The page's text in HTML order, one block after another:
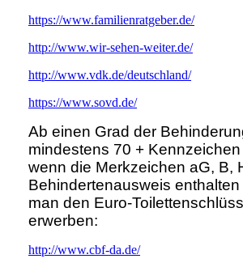
https://www.familienratgeber.de/
http://www.wir-sehen-weiter.de/
http://www.vdk.de/deutschland/
https://www.sovd.de/
Ab einen Grad der
mindestens 70 +
wenn die Merkzeichen aG, B,
Behindertenausweis
man den Euro-
erwerben:
http://www.cbf-da.de/